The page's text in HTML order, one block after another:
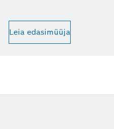
Leia edasimüüja